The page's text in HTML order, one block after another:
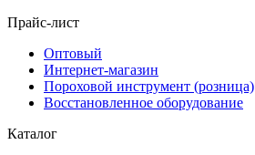
Прайс-лист
Оптовый
Интернет-магазин
Пороховой инструмент (розница)
Восстановленное оборудование
Каталог